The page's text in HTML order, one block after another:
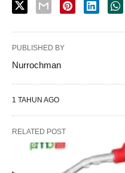
PUBLISHED BY
Nurrochman
1 TAHUN AGO
RELATED POST